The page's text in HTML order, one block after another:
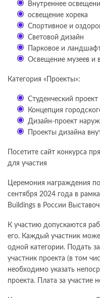
Внутреннее
освещение хорека
Спортивное и
Световой дизайн
Парковое и
Освещение музеев и
Категория «Проекты»:
Студенческий
Концепция
Дизайн-проект
Проекты дизайна
Посетите сайт конкурса
для участия
Церемония награждения
сентября 2024 года в
Buildings в России
К участию допускаются
его. Каждый участник
одной категории. Подать
участник проекта (в том
необходимо указать
проекта. Плата за участие